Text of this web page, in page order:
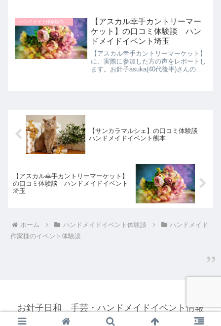
ーのハンドメイドを始めて、手作り市に
参加してみたいとずっと...
【アスカル幸手カントリーマー
ケット】の口コミ体験談 ハン
ドメイドイベント埼玉
【アスカル幸手カントリーマーケット】
に、実際に参加した方の声をレポートし
ます。お針子asuka(40代後半)さんのア
【サンカラマルシェ】の口コミ体験談
ハンドメイドイベント熊本
【アスカル幸手カントリーマーケット】
の口コミ体験談 ハンドメイドイベント
埼玉
ホーム ハンドメイドイベント体験談
ハンドメイド
作家様のイベント体験談
お針子日和 手芸・ハンドメイドイベント情報
© 2018 お針子日和 手芸・ハンドメイドイベント情報.